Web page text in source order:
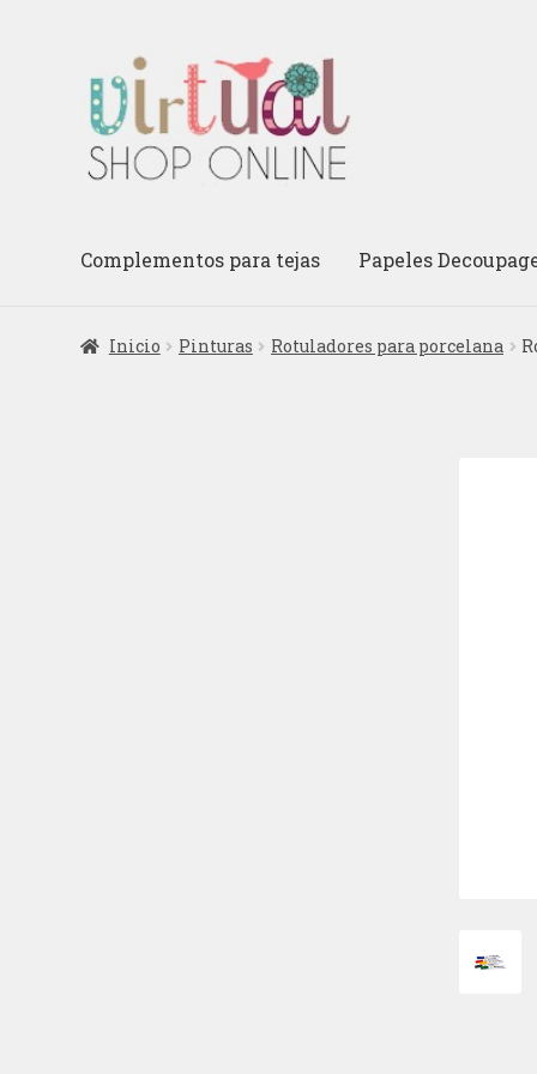
la
navegación
al
contenido
Complementos para tejas Papeles
Inicio Pinturas Rotuladores para porcelana